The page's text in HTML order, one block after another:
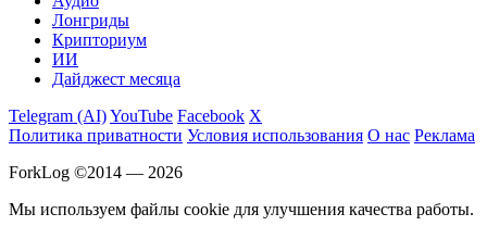
Лонгриды
Крипториум
ИИ
Дайджест месяца
Telegram (AI)YouTube Facebook X
Политика приватности Условия использования О нас Реклама
ForkLog ©2014 — 2026
Мы используем файлы cookie для улучшения качества работы.